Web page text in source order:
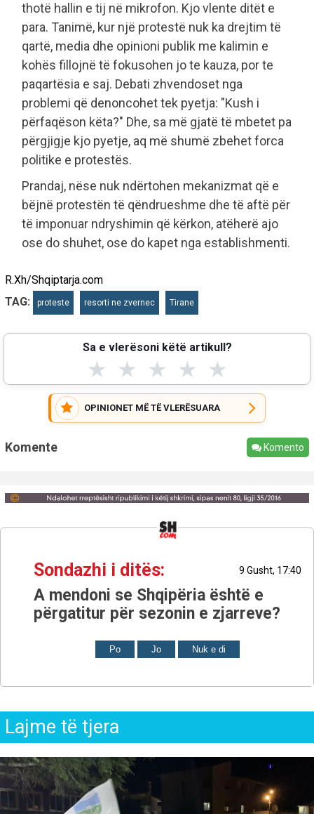
thotë hallin e tij në mikrofon. Kjo vlente ditët e
para. Tanimë, kur një protestë nuk ka drejtim të
qartë, media dhe opinioni publik me kalimin e
kohës fillojnë të fokusohen jo te kauza, por te
paqartësia e saj. Debati zhvendoset nga
problemi që denoncohet tek pyetja: "Kush i
përfaqëson këta?" Dhe, sa më gjatë të mbetet pa
përgjigje kjo pyetje, aq më shumë zbehet forca
politike e protestës.
Prandaj, nëse nuk ndërtohen mekanizmat që e
bëjnë protestën të qëndrueshme dhe të aftë për
të imponuar ndryshimin që kërkon, atëherë ajo
ose do shuhet, ose do kapet nga establishmenti.
R.Xh/Shqiptarja.com
TAG:
proteste resorti ne zvernec Tirane
Sa e vlerësoni këtë artikull?
★ ★ ★ ★ ★
OPINIONET MË TË VLERËSUARA
Komente Komento
Sondazhi i ditës: 9 Gusht, 17:40
A mendoni se Shqipëria është e
përgatitur për sezonin e zjarreve?
Po Jo Nuk e di
Lajme të tjera